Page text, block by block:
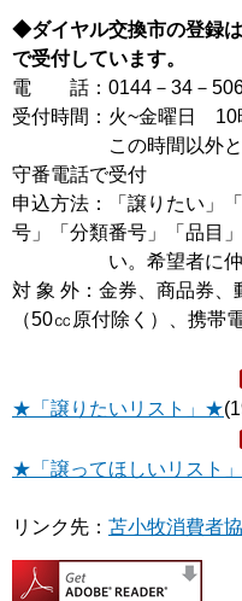
◆ダイヤル交換市の登録
で受付しています。
電 話：0144－34－
受付時間：火~金曜日 10
この時間以外と年末
守番電話で受付
申込方法：「譲りたい」
号」「分類番号」「品目
い。希望者に仲介
対 象 外：金券、商品券、
（50㏄原付除く）、携帯
★「譲りたいリスト」★
★「譲ってほしいリスト
リンク先： 苫小牧消費者